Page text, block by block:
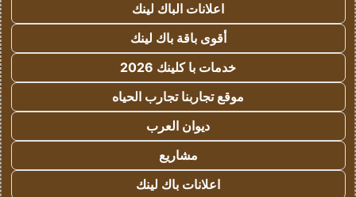
اعلانات الباك لينك
أقوى باقة باك لينك
خدمات با كلينك 2026
موقع تجاربنا تجارب الحياه
ديوان العرب
مشاريع
اعلانات باك لينك